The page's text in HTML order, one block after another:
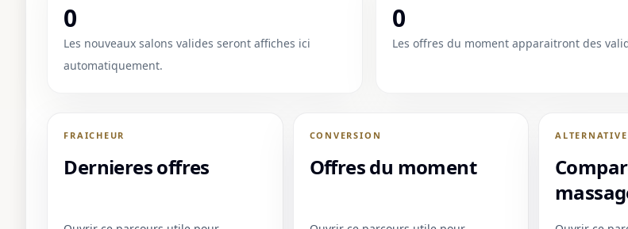
0
Les nouveaux salons valides seront affiches ici
automatiquement.
0
Les offres du moment apparaitront des
FRAICHEUR
Dernieres offres
CONVERSION
Offres du moment
ALTERNATIVE